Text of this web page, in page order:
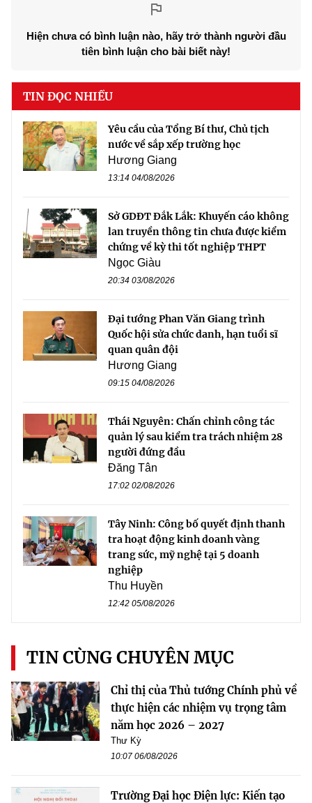
Hiện chưa có bình luận nào, hãy trở thành người đầu
tiên bình luận cho bài biết này!
TIN ĐỌC NHIỀU
Yêu cầu của Tổng Bí thư, Chủ tịch
nước về sắp xếp trường học
Hương Giang
13:14 04/08/2026
Sở GDĐT Đắk Lắk: Khuyến cáo không
lan truyền thông tin chưa được kiểm
chứng về kỳ thi tốt nghiệp THPT
Ngọc Giàu
20:34 03/08/2026
Đại tướng Phan Văn Giang trình
Quốc hội sửa chức danh, hạn tuổi sĩ
quan quân đội
Hương Giang
09:15 04/08/2026
Thái Nguyên: Chấn chỉnh công tác
quản lý sau kiểm tra trách nhiệm 28
người đứng đầu
Đăng Tân
17:02 02/08/2026
Tây Ninh: Công bố quyết định thanh
tra hoạt động kinh doanh vàng
trang sức, mỹ nghệ tại 5 doanh
nghiệp
Thu Huyền
12:42 05/08/2026
TIN CÙNG CHUYÊN MỤC
Chỉ thị của Thủ tướng Chính phủ về
thực hiện các nhiệm vụ trọng tâm
năm học 2026 – 2027
Thư Kỳ
10:07 06/08/2026
Trường Đại học Điện lực: Kiến tạo